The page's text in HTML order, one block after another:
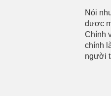
Nói
được
Chính
chính
người